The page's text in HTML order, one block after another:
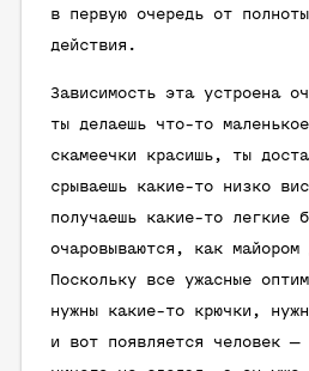
в первую очередь от
действия.
Зависимость эта устроена
ты делаешь что-то
скамеечки красишь, ты
срываешь какие-то низко
получаешь какие-то легкие
очаровываются, как майором
Поскольку все ужасные
нужны какие-то крючки,
и вот появляется человек